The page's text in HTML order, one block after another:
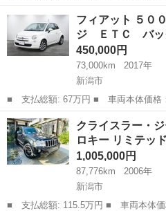
ー名： マセラティ ■ 車種名： ギ
グレード ■ 排気量： 3000cc ■ ド
新潟市
フィアット ５０
ジ ＥＴＣ バッ
450,000円
73,000km
2017年
新潟市
■ 支払総額: 67万円 ■ 車両本体価格： 450,000 円 ■ メーカー
名： フィアット ■ 車種名： ５０
ションパッケージ ＥＴＣ バックモ
量： 1200...
新潟 新潟市 その他
クライスラー・
ロキー リミテ
1,005,000円
87,776km
2006年
新潟市
■ 支払総額: 115.5万円 ■ 車両本体価格： 1,005,000 円 ■ メーカ